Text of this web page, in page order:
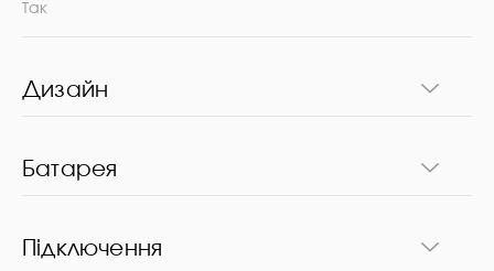
Так
Дизайн
Батарея
Підключення